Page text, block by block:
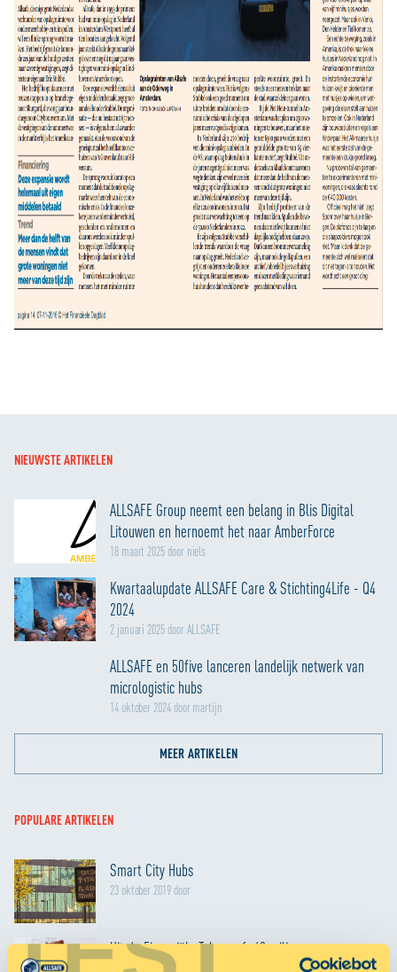
NIEUWSTE ARTIKELEN
ALLSAFE Group neemt een belang in Blis Digital
Litouwen en hernoemt het naar AmberForce
18 maart 2025 door niels
Kwartaalupdate ALLSAFE Care & Stichting4Life - Q4
2024
2 januari 2025 door ALLSAFE
ALLSAFE en 50five lanceren landelijk netwerk van
micrologistic hubs
14 oktober 2024 door martijn
MEER ARTIKELEN
POPULARE ARTIKELEN
Smart City Hubs
23 oktober 2019 door
Uit de Financiële Telegraaf: 40 miljoen euro